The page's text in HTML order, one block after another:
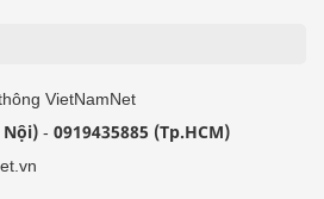
VietNamNet
Nội) - 0919435885 (Tp.HCM)